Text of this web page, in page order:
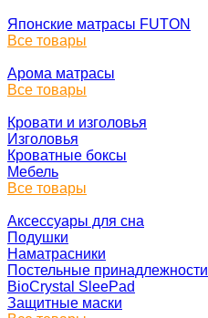
Японские матрасы FUTON
Все товары
Арома матрасы
Все товары
Кровати и изголовья
Изголовья
Кроватные боксы
Мебель
Все товары
Аксессуары для сна
Подушки
Наматрасники
Постельные принадлежности
BioCrystal SleePad
Защитные маски